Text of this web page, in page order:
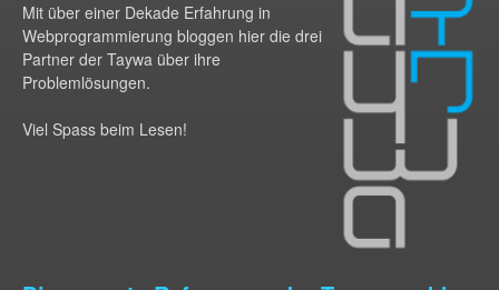
Mit über einer Dekade Erfahrung in
Webprogram­mierung bloggen hier die drei
Partner der Taywa über ihre
Problemlösungen.
Viel Spass beim Lesen!